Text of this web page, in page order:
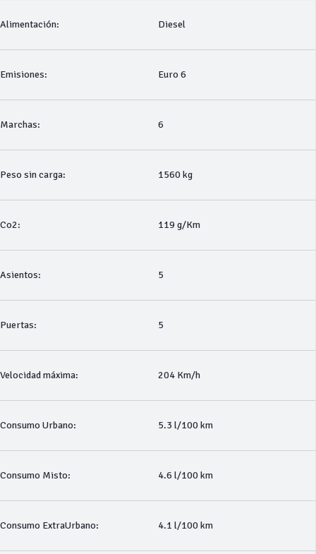
Alimentación: Diesel
Emisiones: Euro 6
Marchas: 6
Peso sin carga: 1560 kg
Co2: 119 g/Km
Asientos: 5
Puertas: 5
Velocidad máxima: 204 Km/h
Consumo Urbano: 5.3 l/100 km
Consumo Misto: 4.6 l/100 km
Consumo ExtraUrbano: 4.1 l/100 km